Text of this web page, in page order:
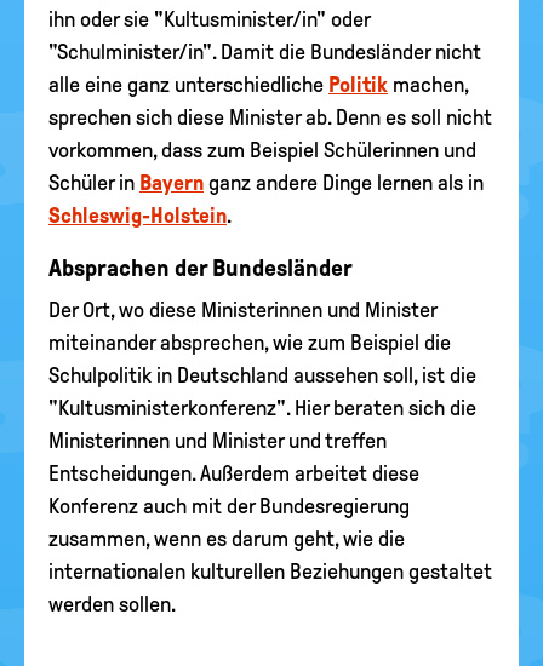
ihn oder sie "Kultusminister/in" oder
"Schulminister/in". Damit die Bundesländer nicht
alle eine ganz unterschiedliche Politik machen,
sprechen sich diese Minister ab. Denn es soll nicht
vorkommen, dass zum Beispiel Schülerinnen und
Schüler in Bayern ganz andere Dinge lernen als in
Schleswig-Holstein.
Absprachen der Bundesländer
Der Ort, wo diese Ministerinnen und Minister
miteinander absprechen, wie zum Beispiel die
Schulpolitik in Deutschland aussehen soll, ist die
"Kultusministerkonferenz". Hier beraten sich die
Ministerinnen und Minister und treffen
Entscheidungen. Außerdem arbeitet diese
Konferenz auch mit der Bundesregierung
zusammen, wenn es darum geht, wie die
internationalen kulturellen Beziehungen gestaltet
werden sollen.